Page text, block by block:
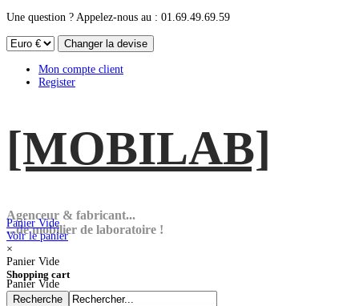
Une question ? Appelez-nous au : 01.69.49.69.59
Mon compte client
Register
[MOBILAB]
Agenceur & fabricant...
...de mobilier de laboratoire !
Panier Vide
Voir le panier
×
Panier Vide
Shopping cart
Panier Vide